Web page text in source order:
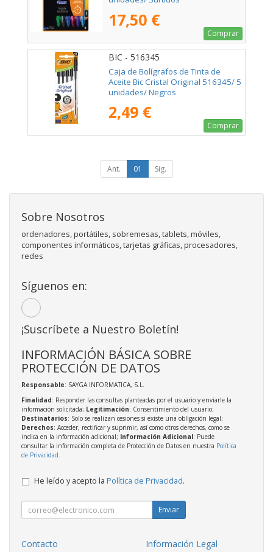
17,50 €
Comprar
BIC - 516345
Caja de Bolígrafos de Tinta de
Aceite Bic Cristal Original 516345/ 5
unidades/ Negros
2,49 €
Comprar
Ant. 01 Sig.
Sobre Nosotros
ordenadores, portátiles, sobremesas, tablets, móviles,
componentes informáticos, tarjetas gráficas, procesadores,
redes
Síguenos en:
¡Suscríbete a Nuestro Boletín!
INFORMACIÓN BÁSICA SOBRE
PROTECCIÓN DE DATOS
Responsable: SAYGA INFORMATICA, S.L.
Finalidad: Responder las consultas planteadas por el usuario y enviarle la
información solicitada; Legitimación: Consentimiento del usuario;
Destinatarios: Solo se realizan cesiones si existe una obligación legal;
Derechos: Acceder, rectificar y suprimir, así como otros derechos, como se
indica en la información adicional; Información Adicional: Puede
consultar la información completa de Protección de Datos en nuestra Política
de Privacidad.
He leído y acepto la Política de Privacidad.
Enviar
Contacto
Información Legal